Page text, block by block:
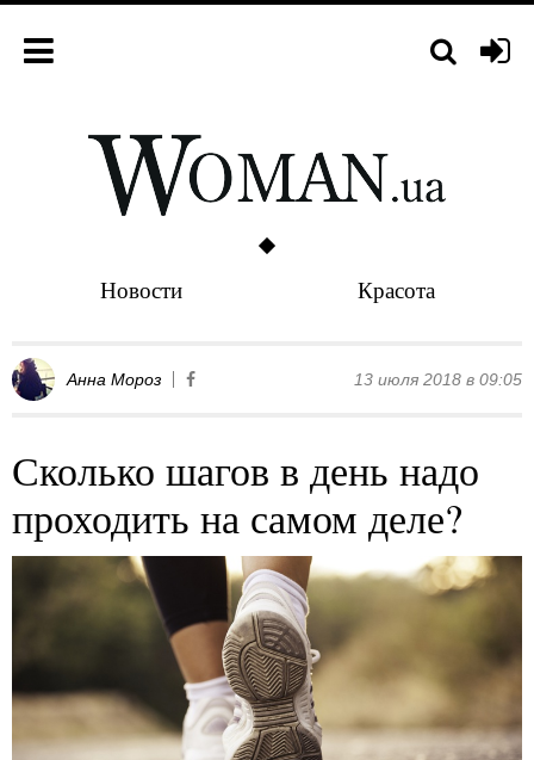
Новости Красота
Анна Мороз 13 июля 2018 в 09:05
Сколько шагов в день надо
проходить на самом деле?